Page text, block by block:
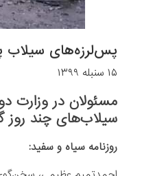
پس‌لرزه‌های سیلاب
۱۵ سنبله ۱۳۹۹
مسئولان در وزارت
سیلاب‌های چند روز
روزنامه سیاه و سفید: